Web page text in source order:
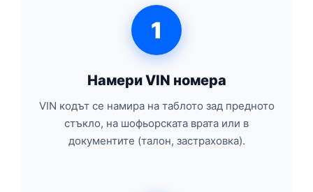
1
Намери VIN номера
VIN кодът се намира на таблото зад предното
стъкло, на шофьорската врата или в
документите (талон, застраховка).